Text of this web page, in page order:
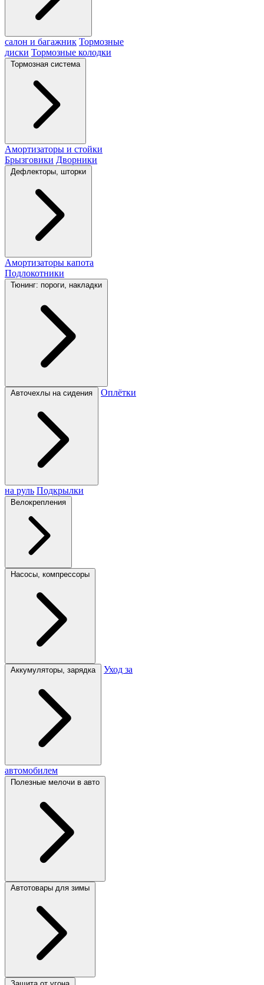
салон и багажник Тормозные
диски Тормозные колодки
Тормозная система
Амортизаторы и стойки
Брызговики Дворники
Дефлекторы, шторки
Амортизаторы капота
Подлокотники
Тюнинг: пороги, накладки
Авточехлы на сидения Оплётки
на руль Подкрылки
Велокрепления
Насосы, компрессоры
Аккумуляторы, зарядка Уход за
автомобилем
Полезные мелочи в авто
Автотовары для зимы